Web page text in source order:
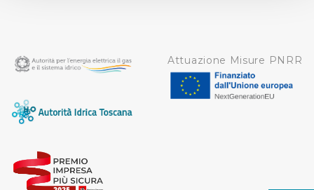
dalla Dichiarazione sui cookie.
Utilizziamo dei cookie tecnici necessari per rendere
fruibile il sito web abilitandone funzionalità di base quali
protette. In linea con le preferenze manifestate
dall’Utente e con i consensi dallo stesso prestati, i
cookie possono essere inoltre utilizzati per analizzare il
Attuazione Misure PNRR